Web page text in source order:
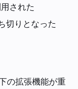
された
切りとなった
の拡張機能が重